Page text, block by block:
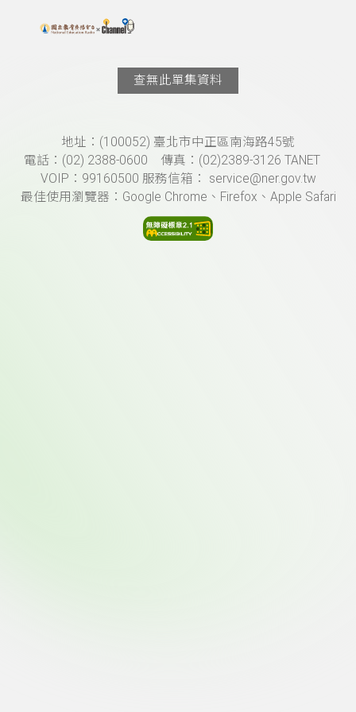
上方功能區塊
搜尋關鍵字：可輸入節目名稱、主持人或關鍵字
查無此單集資料
頁尾資訊地址：(100052) 臺北市中正區南海路45號
電話：(02) 2388-0600 傳真：(02)2389-3126 TANET
VOIP：99160500 服務信箱： service@ner.gov.tw
最佳使用瀏覽器：Google Chrome、Firefox、Apple Safari